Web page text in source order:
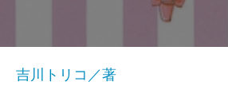
吉川トリコ／著